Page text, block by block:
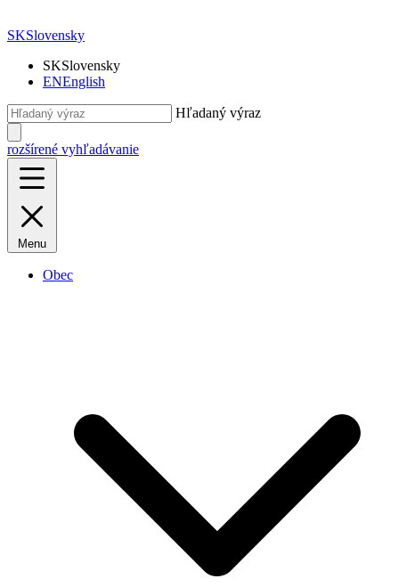
SKSlovensky
SKSlovensky
ENEnglish
Hľadaný výraz
rozšírené vyhľadávanie
Menu
Obec